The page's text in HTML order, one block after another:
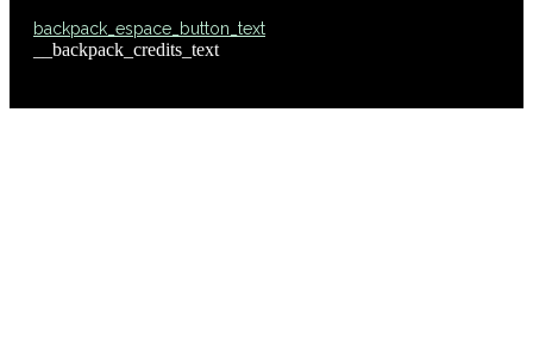
backpack_espace_button_text
__backpack_credits_text